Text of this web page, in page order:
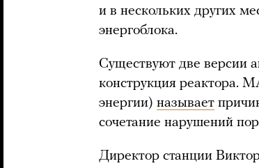
и в нескольких других
энергоблока.
Существуют две версии
конструкция реактора.
энергии) называет
сочетание нарушений
Директор станции